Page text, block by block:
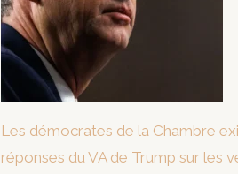
Les démocrates de la Chambre
réponses du VA de Trump sur les